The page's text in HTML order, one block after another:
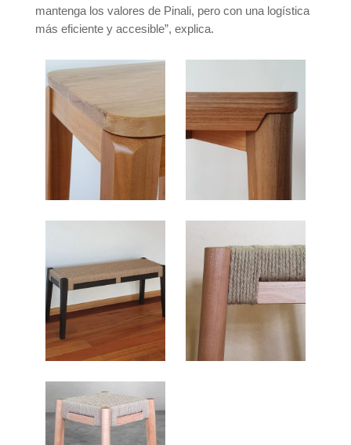
mantenga los valores de Pinali, pero con una logística
más eficiente y accesible”, explica.